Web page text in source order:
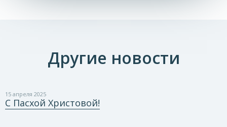
Другие новости
15 апреля 2025
С Пасхой Христовой!